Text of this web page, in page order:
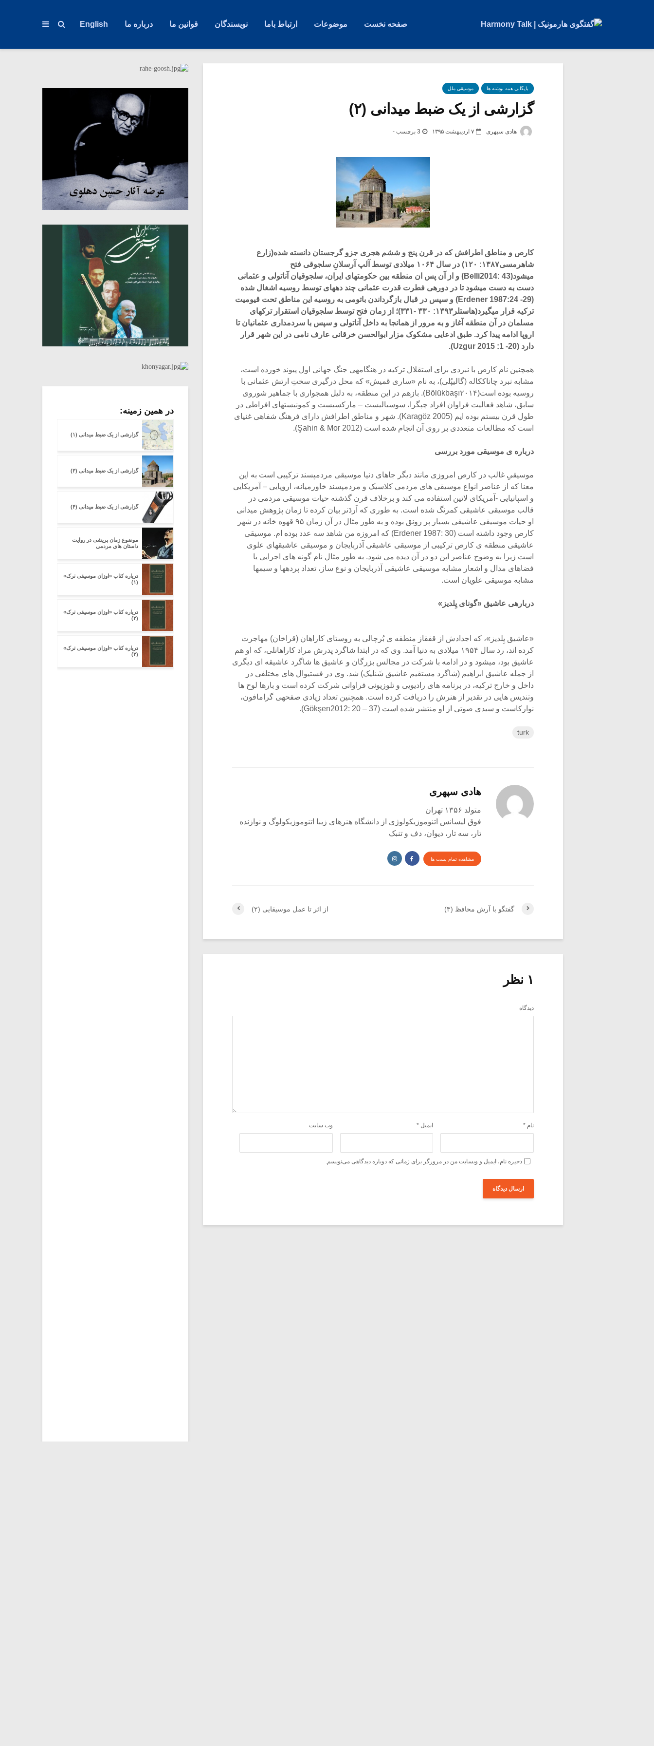
صفحه نخست موضوعات ارتباط باما نویسندگان قوانین ما درباره ما English
بایگانی همه نوشته ها موسیقی ملل
گزارشی از یک ضبط میدانی (۲)
هادی سپهری ۷ اردیبهشت ۱۳۹۵ 3 برچسب -
کارص و مناطق اطرافش که در قرن پنج و ششم هجری جزو گرجستان دانسته شده(زارع
شاهرمسی۱۳۸۷: ۱۲۰) در سال ۱۰۶۴ میلادی توسط آلپ آرسلانِ سلجوقی فتح
می‏شود(Belli2014: 43) و از آن پس ان منطقه بین حکومت‏های ایران، سلجوقیان آناتولی و عثمانی
دست به دست می‏شود تا در دوره‏ی فطرت قدرت عثمانی چند دهه‏ای توسط روسیه اشغال شده
(Erdener 1987:24 -29) و سپس در قبال بازگرداندن باتومی به روسیه این مناطق تحت قیومیت
ترکیه قرار می‏گیرد(هاستلر۱۳۹۳: ۳۳۰ -۳۳۱)؛ از زمان فتح توسط سلجوقیان استقرار ترک‏های
مسلمان در آن منطقه آغاز و به مرور از همانجا به داخل آناتولی و سپس با سردمداری عثمانیان تا
اروپا ادامه پیدا کرد. طبق ادعایی مشکوک مزار ابوالحسن خرقانی عارف نامی در این شهر قرار
دارد (Uzgur 2015 :1 -20).
همچنین نام کارص با نبردی برای استقلال ترکیه در هنگامه‏ی جنگ جهانی اول پیوند خورده است،
مشابه نبرد چاناک‏کاله (گالیپُلی)، به نام «ساری قمیش» که محل درگیری سختِ ارتش عثمانی با
روسیه بوده است(Bölükbaşı۲۰۱۴). بازهم در این منطقه، به دلیل همجواری با جماهیر شوروی
سابق، شاهد فعالیت فراوان افراد چپ‏گرا، سوسیالیست – مارکسیست و کمونیست‏های افراطی در
طول قرن بیستم بوده ‏ایم (Karagöz 2005). شهر و مناطق اطرافش دارای فرهنگ شفاهی غنی‏ای
است که مطالعات متعددی بر روی آن انجام شده است (Şahin & Mor 2012).
درباره ‏ی موسیقی مورد بررسی
موسیقیِ غالب در کارص امروزی مانند دیگر جاهای دنیا موسیقی مردم‏پسند ترکیبی است به این
معنا که از عناصر انواع موسیقی های مردمی کلاسیک و مردمپسند خاورمیانه، اروپایی – آمریکایی
و اسپانیایی -آمریکای لاتین استفاده می ‏کند و برخلاف قرن گذشته حیات موسیقی مردمی در
قالب موسیقی عاشیقی کم‏رنگ شده است. به طوری که اَردَنر بیان کرده تا زمان پژوهش میدانی
او حیات موسیقی عاشیقی بسیار پر رونق بوده و به طور مثال در آن زمان ۹۵ قهوه ‏خانه در شهر
کارص وجود داشته است (Erdener 1987: 30) که امروزه من شاهد سه عدد بوده ‏ام. موسیقی
عاشیقی منطقه ‏ی کارص ترکیبی از موسیقی عاشیقی آذربایجان و موسیقی عاشیق‏های علوی
است زیرا به وضوح عناصر این دو در آن دیده می ‏شود. به طور مثال نام گونه ‏های اجرایی یا
فضاهای مدال و اشعار مشابه موسیقی عاشیقی آذربایجان و نوع ساز، تعداد پرده‏ها و سیم‏ها
مشابه موسیقی علویان است.
درباره‏ی عاشیق «گونای یِل‏دیز»
«عاشیق یِل‏دیز»، که اجدادش از قفقاز منطقه ‏ی بُرچالی به روستای کاراهان (قراخان) مهاجرت
کرده ‏اند، رد سال ۱۹۵۴ میلادی به دنیا آمد. وی که در ابتدا شاگرد پدرش مراد کاراهانلی، که او هم
عاشیق بود، می‏شود و در ادامه با شرکت در مجالس بزرگان و عاشیق ‏ها شاگرد عاشیق‏ه ای دیگری
از جمله عاشیق ابراهیم (شاگرد مستقیم عاشیق شَنلیک) شد. وی در فستیوال ‏های مختلفی در
داخل و خارج ترکیه، در برنامه ‏های رادیویی و تلوزیونی فراوانی شرکت کرده است و بارها لوح‏ ها
وتندیس ‏هایی در تقدیر از هنرش را دریافت کرده است. همچنین تعداد زیادی صفحه‏ی گرامافون،
نوارکاست و سی‏دی صوتی از او منتشر شده است (Gökşen2012: 20 – 37).
turk
هادی سپهری
متولد ۱۳۵۶ تهران
فوق لیسانس اتنوموزیکولوژی از دانشگاه هنرهای زیبا اتنوموزیکولوگ و نوازنده
تار، سه تار، دیوان، دف و تنبک
مشاهده تمام پست ها
از اثر تا عمل موسیقایی (۲) گفتگو با آرش محافظ (۳)
۱ نظر
دیدگاه
نام * ایمیل * وب‌ سایت
ذخیره نام، ایمیل و وبسایت من در مرورگر برای زمانی که دوباره دیدگاهی می‌نویسم.
در همین زمینه:
گزارشی از یک ضبط میدانی (۱)
گزارشی از یک ضبط میدانی (۳)
گزارشی از یک ضبط میدانی (۴)
موضوع زمان پریشی در روایت
داستان های مردمی
درباره کتاب «اوزان موسیقی ترک»
(۱)
درباره کتاب «اوزان موسیقی ترک»
(۲)
درباره کتاب «اوزان موسیقی ترک»
(۳)
میکلوش روژا
یادداشتی بر موسیقی
متن فیلم «متری
شیش و نیم»
مشهورترین باشی،
بدنام ترین باش